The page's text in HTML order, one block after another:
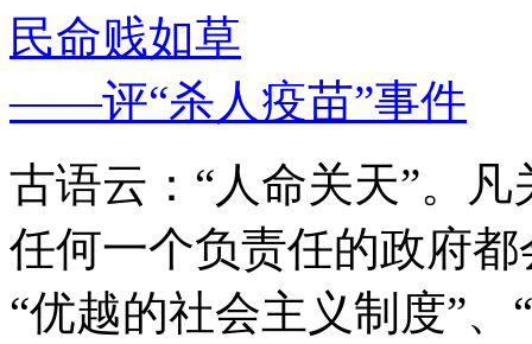
民命贱如草
——评“杀人疫苗”事件
古语云：“人命关天”。
任何一个负责任的政府
“优越的社会主义制度”